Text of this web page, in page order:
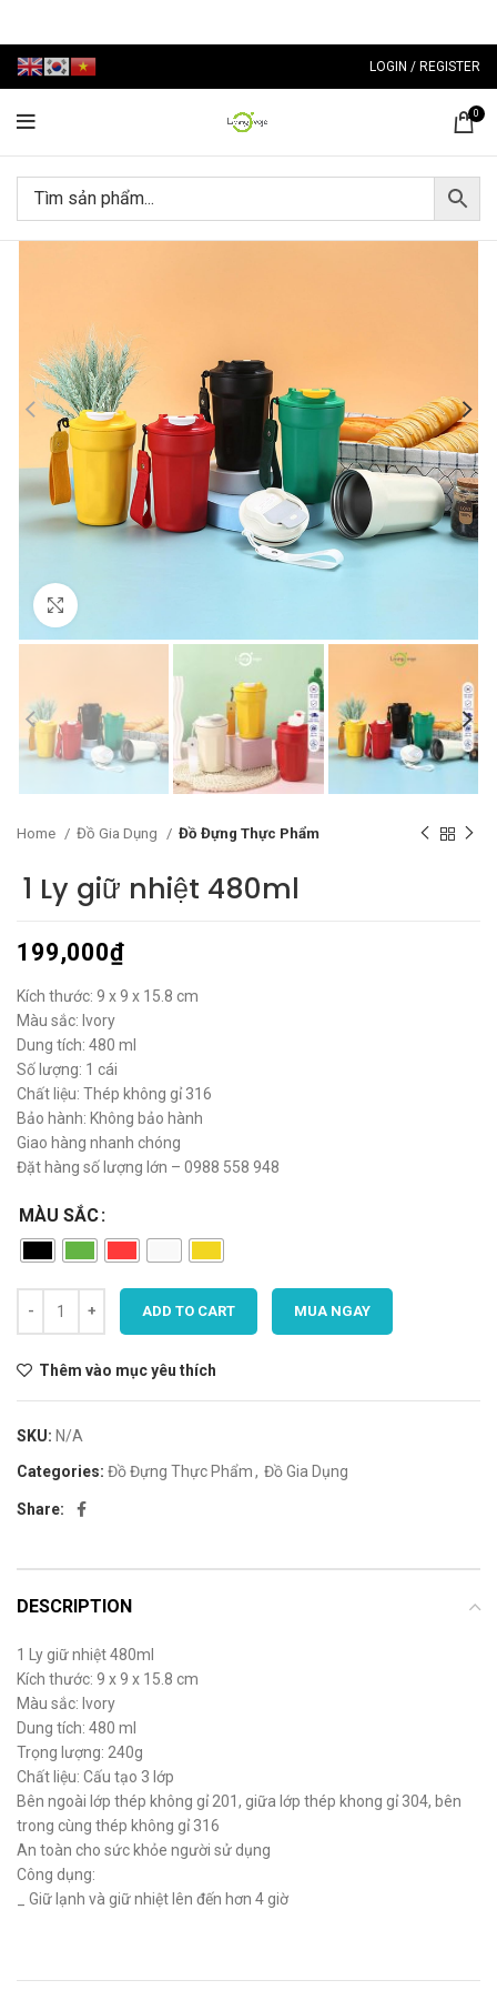
LOGIN / REGISTER
0
Home Đồ Gia Dụng Đồ Đựng Thực Phẩm
1 Ly giữ nhiệt 480ml
199,000₫
Kích thước: 9 x 9 x 15.8 cm
Màu sắc: Ivory
Dung tích: 480 ml
Số lượng: 1 cái
Chất liệu: Thép không gỉ 316
Bảo hành: Không bảo hành
Giao hàng nhanh chóng
Đặt hàng số lượng lớn – 0988 558 948
MÀU SẮC
ADD TO CART MUA NGAY
Thêm vào mục yêu thích
SKU: N/A
Categories: Đồ Đựng Thực Phẩm, Đồ Gia Dụng
Share:
DESCRIPTION
1 Ly giữ nhiệt 480ml
Kích thước: 9 x 9 x 15.8 cm
Màu sắc: Ivory
Dung tích: 480 ml
Trọng lượng: 240g
Chất liệu: Cấu tạo 3 lớp
Bên ngoài lớp thép không gỉ 201, giữa lớp thép khong gỉ 304, bên
trong cùng thép không gỉ 316
An toàn cho sức khỏe người sử dụng
Công dụng:
_ Giữ lạnh và giữ nhiệt lên đến hơn 4 giờ